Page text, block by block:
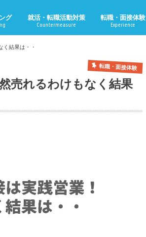
グ 就活・転職活動対策
Countermeasure
転職・面接体験
Experience
く結果は・・
転職・面接体験
売れるわけもなく結果